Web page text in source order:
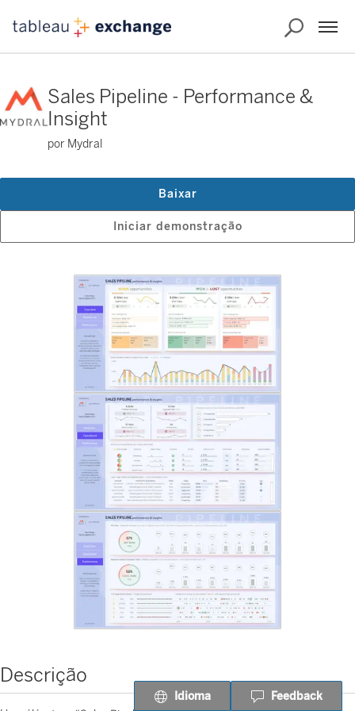
Sales Pipeline - Performance &
Insight
por Mydral
Iniciar demonstração
Baixar
Descrição
Idioma Feedback